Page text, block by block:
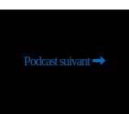
Podcast suivant